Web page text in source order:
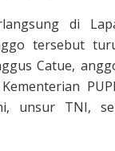
di
tersebut
Catue,
unsur TNI,